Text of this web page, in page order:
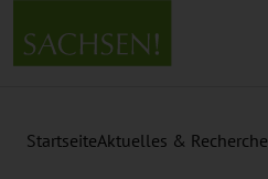
StartseiteAktuelles & Recherche